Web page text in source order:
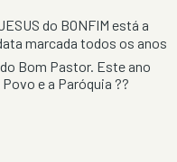
do BONFIM está a
marcada todos os anos
Bom Pastor. Este ano
e a Paróquia ??